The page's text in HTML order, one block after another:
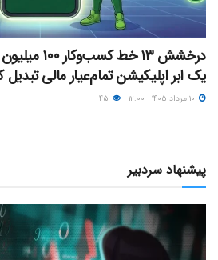
درخشش ۱۳ خط
یک ابر اپلیکیشن تمام‌عیار مالی تبدیل
پیشنهاد سردبیر